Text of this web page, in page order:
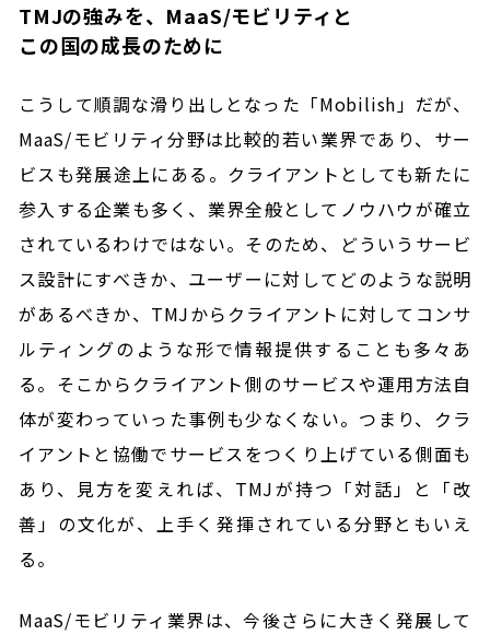
TMJの強みを、MaaS/モビリティと
この国の成長のために
こうして順調な滑り出しとなった「Mobilish」だが、
MaaS/モビリティ分野は比較的若い業界であり、サー
ビスも発展途上にある。クライアントとしても新たに
参入する企業も多く、業界全般としてノウハウが確立
されているわけではない。そのため、どういうサービ
ス設計にすべきか、ユーザーに対してどのような説明
があるべきか、TMJからクライアントに対してコンサ
ルティングのような形で情報提供することも多々あ
る。そこからクライアント側のサービスや運用方法自
体が変わっていった事例も少なくない。つまり、クラ
イアントと協働でサービスをつくり上げている側面も
あり、見方を変えれば、TMJが持つ「対話」と「改
善」の文化が、上手く発揮されている分野ともいえ
る。
MaaS/モビリティ業界は、今後さらに大きく発展して